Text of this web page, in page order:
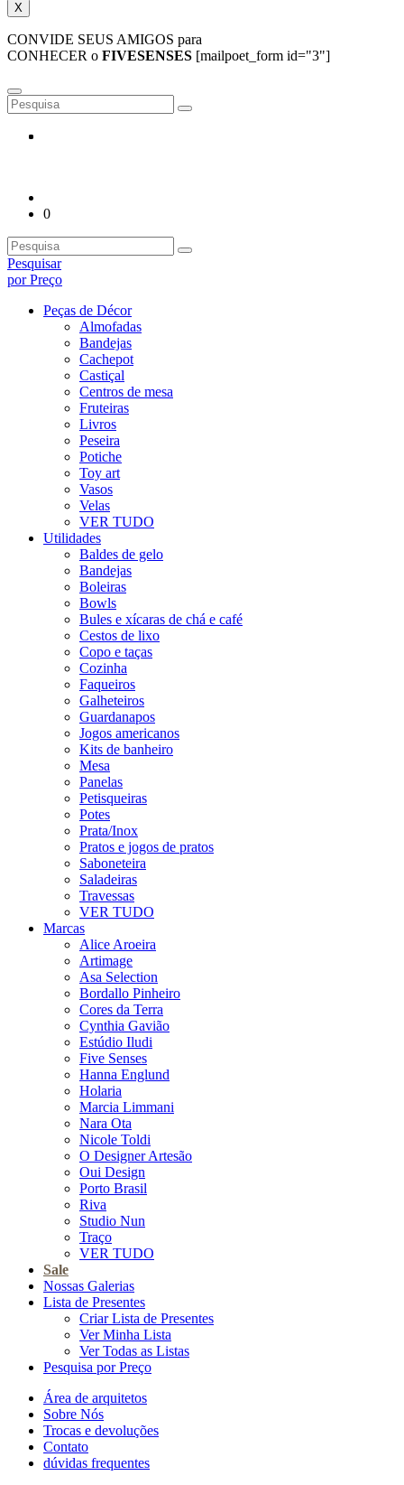
X
CONVIDE SEUS AMIGOS para
CONHECER o FIVESENSES [mailpoet_form id="3"]
0
Pesquisar
por Preço
Peças de Décor
Almofadas
Bandejas
Cachepot
Castiçal
Centros de mesa
Fruteiras
Livros
Peseira
Potiche
Toy art
Vasos
Velas
VER TUDO
Utilidades
Baldes de gelo
Bandejas
Boleiras
Bowls
Bules e xícaras de chá e café
Cestos de lixo
Copo e taças
Cozinha
Faqueiros
Galheteiros
Guardanapos
Jogos americanos
Kits de banheiro
Mesa
Panelas
Petisqueiras
Potes
Prata/Inox
Pratos e jogos de pratos
Saboneteira
Saladeiras
Travessas
VER TUDO
Marcas
Alice Aroeira
Artimage
Asa Selection
Bordallo Pinheiro
Cores da Terra
Cynthia Gavião
Estúdio Iludi
Five Senses
Hanna Englund
Holaria
Marcia Limmani
Nara Ota
Nicole Toldi
O Designer Artesão
Oui Design
Porto Brasil
Riva
Studio Nun
Traço
VER TUDO
Sale
Nossas Galerias
Lista de Presentes
Criar Lista de Presentes
Ver Minha Lista
Ver Todas as Listas
Pesquisa por Preço
Área de arquitetos
Sobre Nós
Trocas e devoluções
Contato
dúvidas frequentes